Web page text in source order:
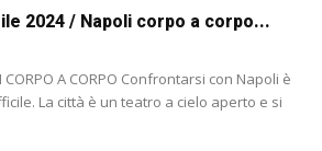
2024 / Napoli corpo a corpo...
CORPO Confrontarsi con Napoli è
La città è un teatro a cielo aperto e si